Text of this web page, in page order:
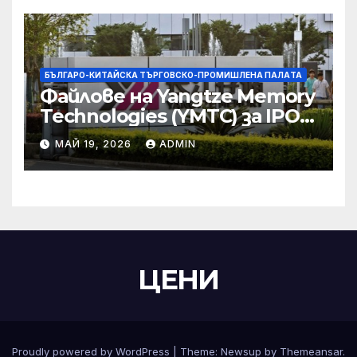
БЪЛГАРО-КИТАЙСКА ТЪРГОВСКО-ПРОМИШЛЕНА ПАЛAТА
Файлове на Yangtze Memory
Technologies (YMTC) за IPO
на STAR Market
МАЙ 19, 2026 ADMIN
ЦЕНИ
Proudly powered by WordPress Theme: Newsup by Themeansar.